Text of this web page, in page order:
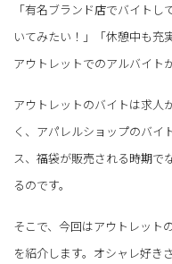
「有名ブランド店でバイト
いてみたい！」「休憩中も
アウトレットでのアルバイト
アウトレットのバイトは求人
く、アパレルショップのバイ
ス、福袋が販売される時期で
るのです。
そこで、今回はアウトレット
を紹介します。オシャレ好き